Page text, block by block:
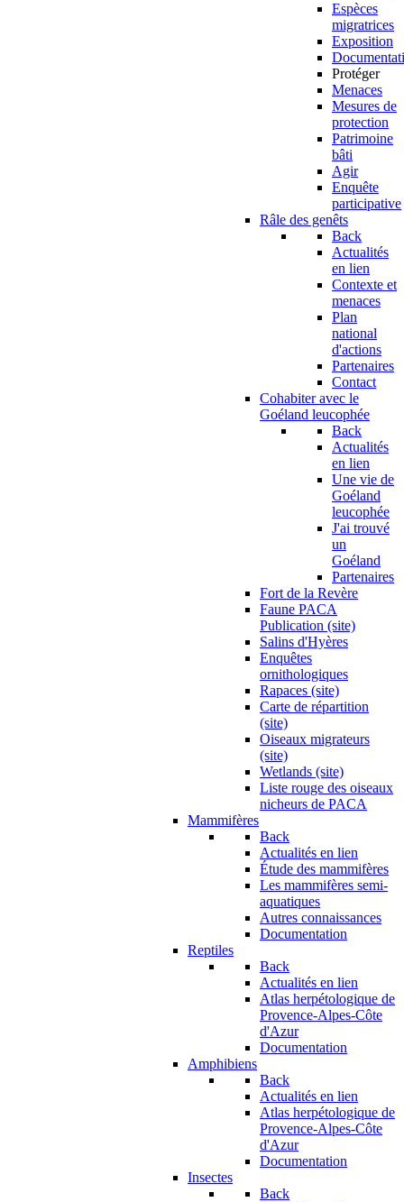
Espèces
migratrices
Exposition
Protéger
Menaces
Mesures de
protection
Patrimoine
bâti
Agir
Enquête
participative
Râle des genêts
Back
Actualités
en lien
Contexte et
menaces
Plan
national
d'actions
Partenaires
Contact
Cohabiter avec le
Goéland leucophée
Back
Actualités
en lien
Une vie de
Goéland
leucophée
J'ai trouvé
un
Goéland
Partenaires
Fort de la Revère
Faune PACA
Publication (site)
Salins d'Hyères
Enquêtes
ornithologiques
Rapaces (site)
Carte de répartition
(site)
Oiseaux migrateurs
(site)
Wetlands (site)
Liste rouge des oiseaux
nicheurs de PACA
Mammifères
Back
Actualités en lien
Étude des mammifères
Les mammifères semi-
aquatiques
Autres connaissances
Documentation
Reptiles
Back
Actualités en lien
Atlas herpétologique de
Provence-Alpes-Côte
d'Azur
Documentation
Amphibiens
Back
Actualités en lien
Atlas herpétologique de
Provence-Alpes-Côte
d'Azur
Documentation
Insectes
Back